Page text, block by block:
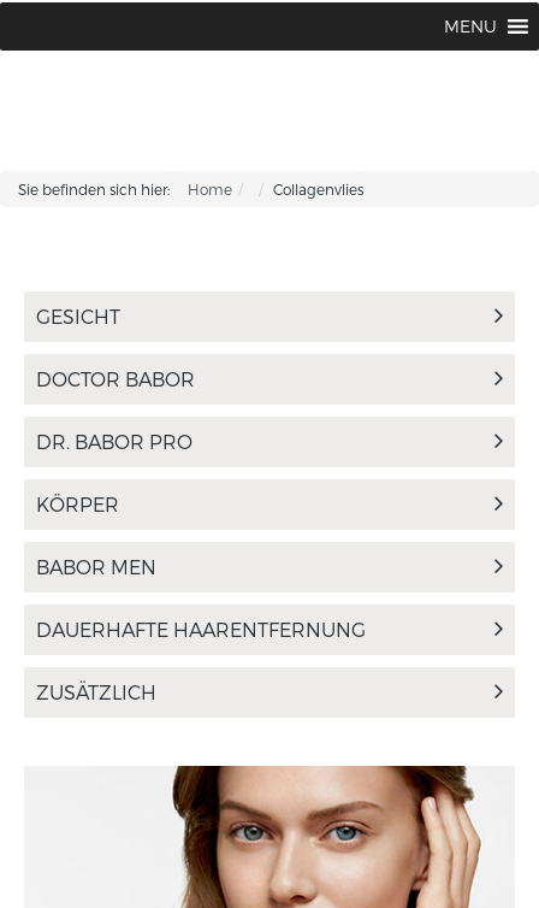
MENU
Sie befinden sich hier: Home Collagenvlies
GESICHT
DOCTOR BABOR
DR. BABOR PRO
KÖRPER
BABOR MEN
DAUERHAFTE HAARENTFERNUNG
ZUSÄTZLICH